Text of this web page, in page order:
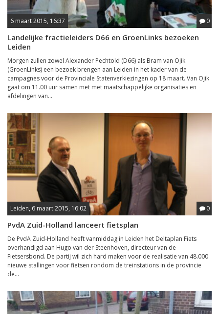
6 maart 2015, 16:37 0
Landelijke fractieleiders D66 en GroenLinks bezoeken
Leiden
Morgen zullen zowel Alexander Pechtold (D66) als Bram van Ojik
(GroenLinks) een bezoek brengen aan Leiden in het kader van de
campagnes voor de Provinciale Statenverkiezingen op 18 maart. Van Ojik
gaat om 11.00 uur samen met met maatschappelijke organisaties en
afdelingen van...
Leiden, 6 maart 2015, 16:02 0
PvdA Zuid-Holland lanceert fietsplan
De PvdA Zuid-Holland heeft vanmiddag in Leiden het Deltaplan Fiets
overhandigd aan Hugo van der Steenhoven, directeur van de
Fietsersbond. De partij wil zich hard maken voor de realisatie van 48.000
nieuwe stallingen voor fietsen rondom de treinstations in de provincie
de...